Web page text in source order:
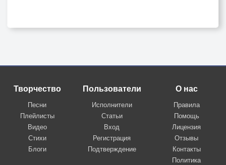
Творчество
Песни
Плейлисты
Видео
Стихи
Блоги
Пользователи
Исполнители
Статьи
Вход
Регистрация
Подтверждение
О нас
Правила
Помощь
Лицензия
Отзывы
Контакты
Политика